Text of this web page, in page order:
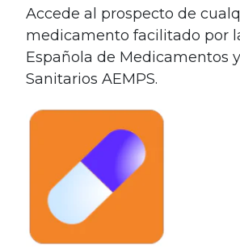
Accede al prospecto de
medicamento facilitado por
Española de Medicamentos
Sanitarios AEMPS.